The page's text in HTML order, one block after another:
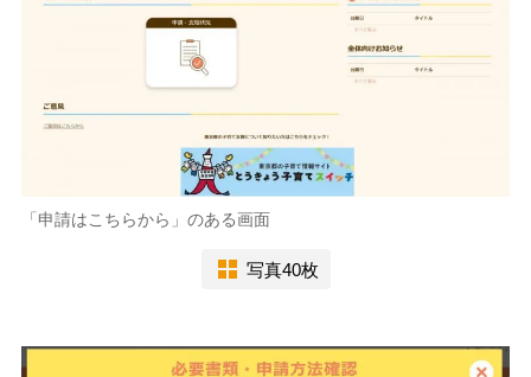
「申請はこちらから」のある画面
写真40枚